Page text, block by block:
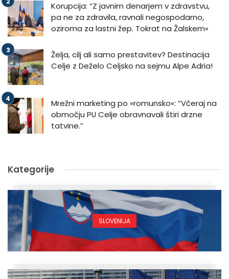
Korupcija: “Z javnim denarjem v zdravstvu,
pa ne za zdravila, ravnali negospodarno,
oziroma za lastni žep. Tokrat na Žalskem«
Želja, cilj ali samo prestavitev? Destinacija
Celje z Deželo Celjsko na sejmu Alpe Adria!
Mrežni marketing po »romunsko«: “Včeraj na
območju PU Celje obravnavali štiri drzne
tatvine.”
Kategorije
SLOVENIJA